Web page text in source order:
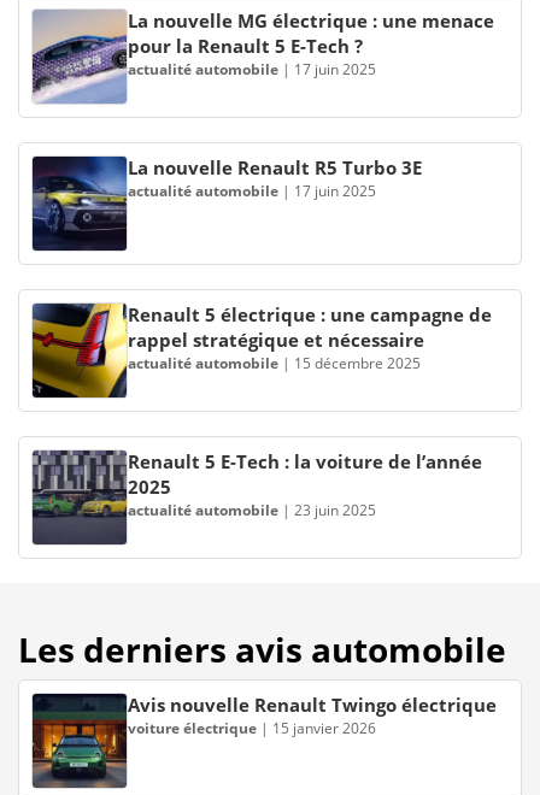
La nouvelle MG électrique : une menace
pour la Renault 5 E-Tech ?
actualité automobile | 17 juin 2025
La nouvelle Renault R5 Turbo 3E
actualité automobile | 17 juin 2025
Renault 5 électrique : une campagne de
rappel stratégique et nécessaire
actualité automobile | 15 décembre 2025
Renault 5 E-Tech : la voiture de l’année
2025
actualité automobile | 23 juin 2025
Les derniers avis automobile
Avis nouvelle Renault Twingo électrique
voiture électrique | 15 janvier 2026